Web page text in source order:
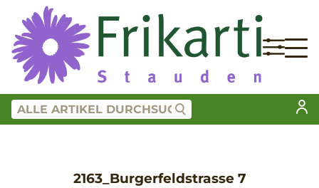
2163_Burgerfeldstrasse 7